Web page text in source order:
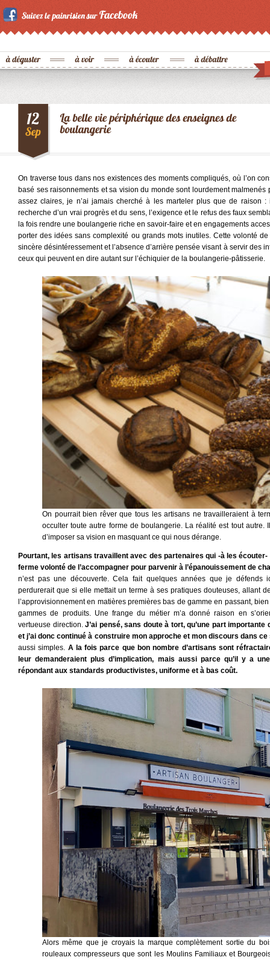
On traverse tous dans nos existences des moments compliqués, où l’on
basé ses raisonnements et sa vision du monde sont lourdement
assez claires, je n’ai jamais cherché à les marteler plus que de raison
recherche d’un vrai progrès et du sens, l’exigence et le refus des faux
la fois rendre une boulangerie riche en savoir-faire et en engagements
porter des idées sans complexité ou grands mots inutiles. Cette volonté
sincère désintéressement et l’absence d’arrière pensée visant à servir des
ceux qui peuvent en dire autant sur l’échiquier de la boulangerie-pâtisserie.
On pourrait bien rêver que tous les artisans ne travailleraient à
occulter toute autre forme de boulangerie. La réalité est tout autre.
d’imposer sa vision en masquant ce qui nous dérange.
Pourtant, les artisans travaillent avec des partenaires qui -à les écouter-
ferme volonté de l’accompagner pour parvenir à l’épanouissement de
n’est pas une découverte. Cela fait quelques années que je défends
perdurerait que si elle mettait un terme à ses pratiques douteuses, allant
l’approvisionnement en matières premières bas de gamme en passant,
gammes de produits. Une frange du métier m’a donné raison en
vertueuse direction. J’ai pensé, sans doute à tort, qu’une part
et j’ai donc continué à construire mon approche et mon discours dans
aussi simples. A la fois parce que bon nombre d’artisans sont
leur demanderaient plus d’implication, mais aussi parce qu’il y a
répondant aux standards productivistes, uniforme et à bas coût.
Alors même que je croyais la marque complètement sortie du
rouleaux compresseurs que sont les Moulins Familiaux et